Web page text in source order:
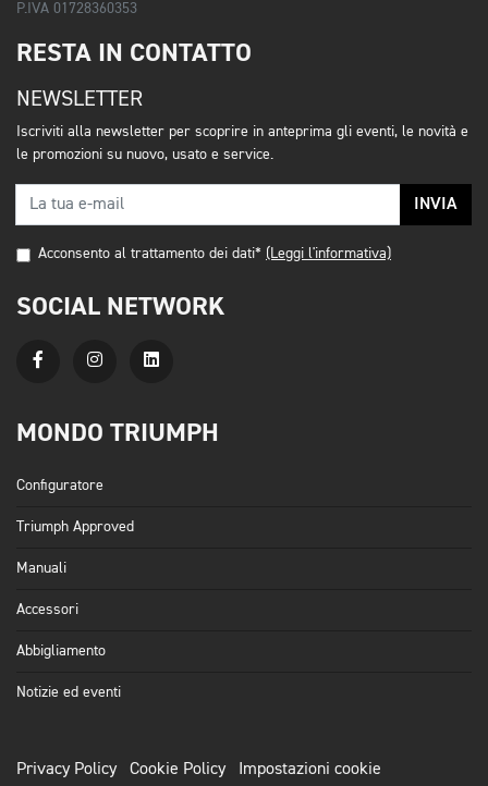
P.IVA 01728360353
RESTA IN CONTATTO
NEWSLETTER
Iscriviti alla newsletter per scoprire in anteprima gli eventi, le novità e
le promozioni su nuovo, usato e service.
INVIA
Acconsento al trattamento dei dati* (Leggi l'informativa)
SOCIAL NETWORK
MONDO TRIUMPH
Configuratore
Triumph Approved
Manuali
Accessori
Abbigliamento
Notizie ed eventi
Privacy Policy Cookie Policy Impostazioni cookie